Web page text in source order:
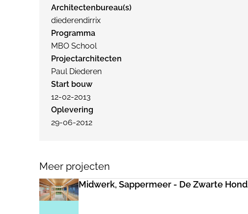
Architectenbureau(s)
diederendirrix
Programma
MBO School
Projectarchitecten
Paul Diederen
Start bouw
12-02-2013
Oplevering
29-06-2012
Meer projecten
Midwerk, Sappermeer - De Zwarte Hond